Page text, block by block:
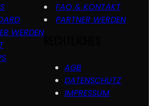
WERDEN
FAQ & KONTAKT
PARTNER WERDEN
RECHTLICHES
AGB
DATENSCHUTZ
IMPRESSUM